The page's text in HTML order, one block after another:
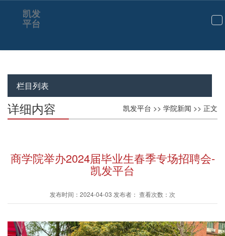
切
航
凯发
平台
栏目列表
凯发平台 >> 学院新闻 >> 正文
详细内容
商学院举办2024届毕业生春季专场招聘会-
凯发平台
发布时间：2024-04-03 发布者： 查看次数：次